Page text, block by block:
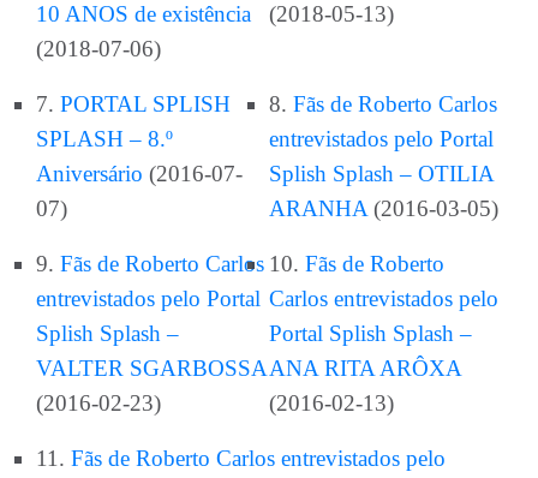
10 ANOS de existência
(2018-07-06)
(2018-05-13)
7. PORTAL SPLISH
SPLASH – 8.º
Aniversário (2016-07-
07)
8. Fãs de Roberto Carlos
entrevistados pelo Portal
Splish Splash – OTILIA
ARANHA (2016-03-05)
9. Fãs de Roberto Carlos
entrevistados pelo Portal
Splish Splash –
VALTER SGARBOSSA
(2016-02-23)
10. Fãs de Roberto
Carlos entrevistados pelo
Portal Splish Splash –
ANA RITA ARÔXA
(2016-02-13)
11. Fãs de Roberto Carlos entrevistados pelo